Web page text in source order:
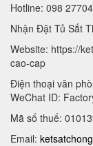
Hotline: 098
Nhận Đặt Tủ Sắt
Website: https://
cao-cap
Điện thoại văn
WeChat ID:
Mã số thuế:
Email: